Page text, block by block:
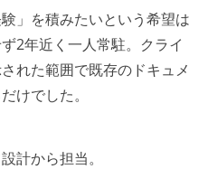
」を積みたいという希望は
2年近く一人常駐。クライ
れた範囲で既存のドキュメ
けでした。
計から担当。